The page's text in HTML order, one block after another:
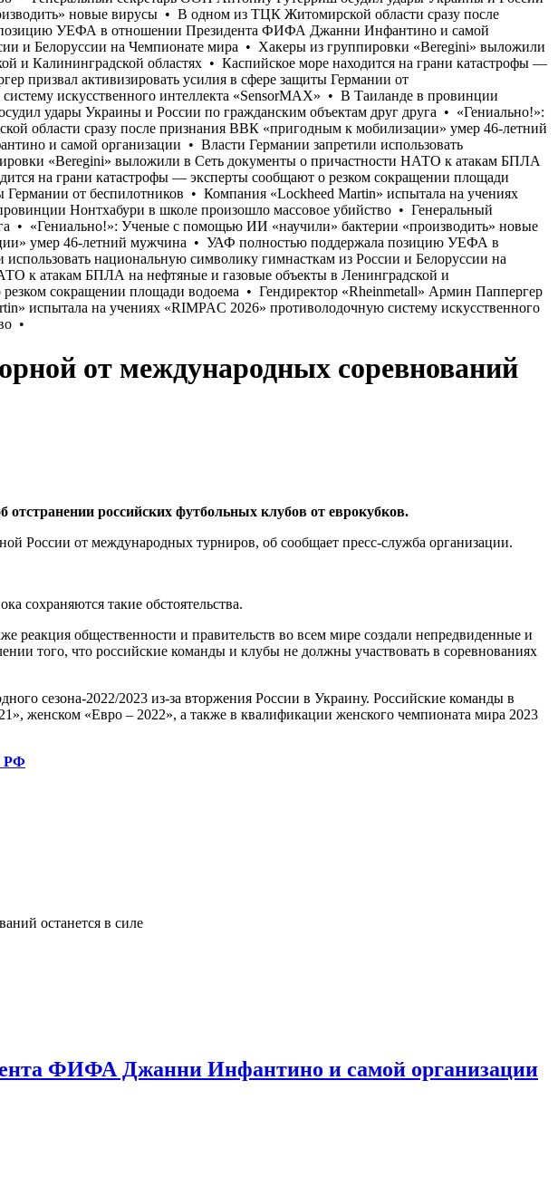
от международных соревнований
российских футбольных клубов от еврокубков.
от международных турниров, об сообщает пресс-служба организации.
сохраняются такие обстоятельства.
реакция общественности и правительств во всем мире создали непредвиденные и
того, что российские команды и клубы не должны участвовать в соревнованиях
сезона-2022/2023 из-за вторжения России в Украину. Российские команды в
женском «Евро – 2022», а также в квалификации женского чемпионата мира 2023
РФ
останется в силе
ФИФА Джанни Инфантино и самой организации